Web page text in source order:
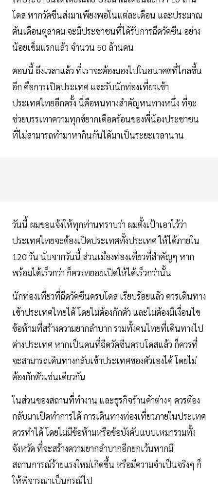
โดส หากวัคซีนส่งมาเพียงพอในแต่ละเดือน และประมาณ
ต้นเดือนตุลาคม จะมีประชาชนที่ได้รับการฉีดวัคซีน อย่าง
น้อยเข็มแรกแล้ว จำนวน 50 ล้านคน
ตอนนี้ ถึงเวลาแล้ว ที่เราจะต้องมองไปในอนาคตที่ไกลขึ้น
อีก คือการเปิดประเทศ และรับนักท่องเที่ยวเข้า
ประเทศไทยอีกครั้ง นี่คือหนทางสำคัญหนทางหนึ่ง ที่จะ
ช่วยบรรเทาความทุกข์ยากเดือดร้อนของพี่น้องประชาชน
ที่ไม่สามารถทำมาหากินกันได้มาเป็นระยะเวลานาน
วันนี้ ผมขอแจ้งให้ทุกท่านทราบว่า ผมตั้งเป้าเอาไว้ว่า
ประเทศไทยจะต้องเปิดประเทศทั้งประเทศ ให้ได้ภายใน
120 วัน นับจากวันนี้ ส่วนเมืองท่องเที่ยวที่สำคัญๆ หาก
พร้อมได้เร็วกว่า ก็ควรทยอยเปิดให้ได้เร็วกว่านั้น
นักท่องเที่ยวที่ฉีดวัคซีนครบโดส เรียบร้อยแล้ว ควรเดินทาง
เข้าประเทศไทยได้ โดยไม่ต้องกักตัว และไม่ต้องมีเงื่อนไข
ข้อห้ามที่สร้างความยากลำบาก รวมทั้งคนไทยที่เดินทางไป
ต่างประเทศ หากเป็นคนที่ฉีดวัคซีนครบโดสแล้ว ก็ควรที่
จะสามารถเดินทางกลับเข้าประเทศของตัวเองได้ โดยไม่
ต้องกักตัวเช่นเดียวกัน
ในส่วนของสถานที่ทำงาน และธุรกิจร้านค้าต่างๆ ควรต้อง
กลับมาเปิดทำการได้ การเดินทางท่องเที่ยวภายในประเทศ
ควรทำได้ โดยไม่มีข้อห้ามหรือข้อบังคับแบบเหมารวมทั้ง
จังหวัด ที่จะสร้างความยากลำบากอีกยกเว้นหากมี
สถานการณ์ร้ายแรงใหม่เกิดขึ้น หรือมีความจำเป็นจริงๆ ก็
ให้พิจารณาเป็นกรณีไป